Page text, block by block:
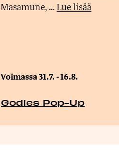
Masamune, ...Lue lisää
Voimassa 31.7. - 16.8.
Godies Pop-Up